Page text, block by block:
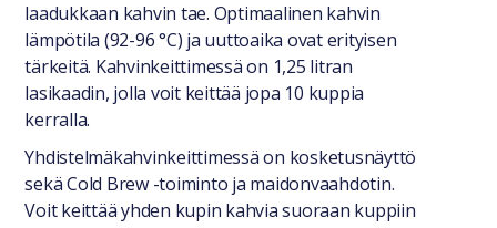
laadukkaan kahvin tae. Optimaalinen kahvin
lämpötila (92-96 °C) ja uuttoaika ovat erityisen
tärkeitä. Kahvinkeittimessä on 1,25 litran
lasikaadin, jolla voit keittää jopa 10 kuppia
kerralla.
Yhdistelmäkahvinkeittimessä on kosketusnäyttö
sekä Cold Brew -toiminto ja maidonvaahdotin.
Voit keittää yhden kupin kahvia suoraan kuppiin